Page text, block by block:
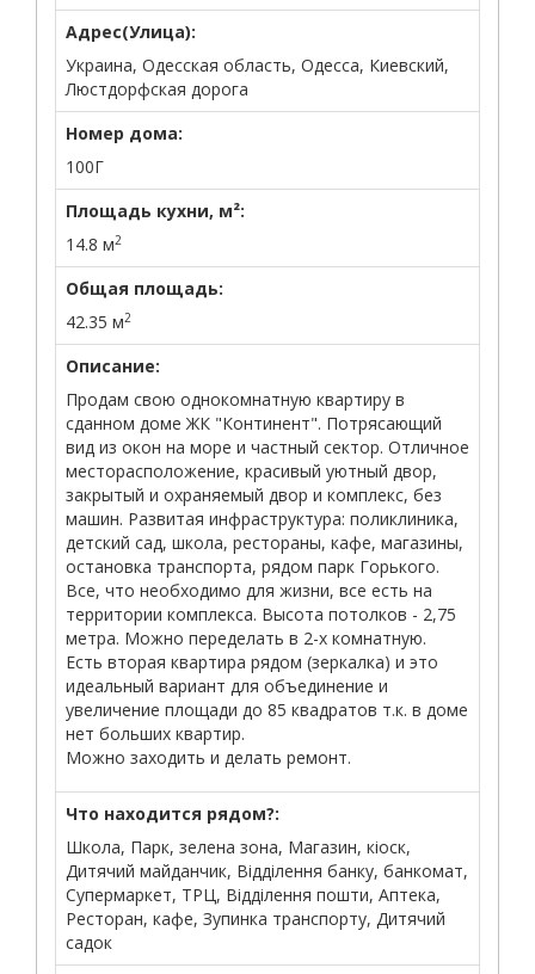
Адрес(Улица):
Украина, Одесская область, Одесса, Киевский,
Люстдорфская дорога
Номер дома:
100Г
Площадь кухни, м²:
14.8 м2
Общая площадь:
42.35 м2
Описание:
Продам свою однокомнатную квартиру в
сданном доме ЖК "Континент". Потрясающий
вид из окон на море и частный сектор. Отличное
месторасположение, красивый уютный двор,
закрытый и охраняемый двор и комплекс, без
машин. Развитая инфраструктура: поликлиника,
детский сад, школа, рестораны, кафе, магазины,
остановка транспорта, рядом парк Горького.
Все, что необходимо для жизни, все есть на
территории комплекса. Высота потолков - 2,75
метра. Можно переделать в 2-х комнатную.
Есть вторая квартира рядом (зеркалка) и это
идеальный вариант для объединение и
увеличение площади до 85 квадратов т.к. в доме
нет больших квартир.
Можно заходить и делать ремонт.
Что находится рядом?:
Школа, Парк, зелена зона, Магазин, кіоск,
Дитячий майданчик, Відділення банку, банкомат,
Супермаркет, ТРЦ, Відділення пошти, Аптека,
Ресторан, кафе, Зупинка транспорту, Дитячий
садок